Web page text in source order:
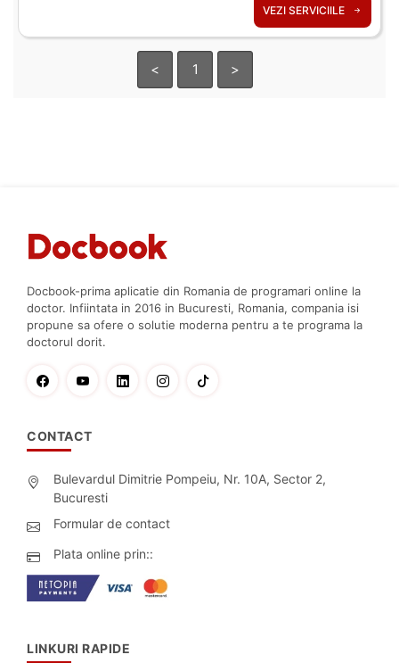
VEZI SERVICIILE
< 1 >
Docbook-prima aplicatie din Romania de programari online la
doctor. Infiintata in 2016 in Bucuresti, Romania, compania isi
propune sa ofere o solutie moderna pentru a te programa la
doctorul dorit.
CONTACT
Bulevardul Dimitrie Pompeiu, Nr. 10A, Sector 2,
Bucuresti
Formular de contact
Plata online prin::
LINKURI RAPIDE